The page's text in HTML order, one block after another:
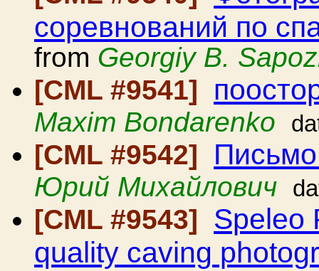
соревнований по
from Georgiy B.
[CML #9541]
Maxim Bondarenko
[CML #9542]
Юрий Михайлович
[CML #9543] Speleo
quality caving